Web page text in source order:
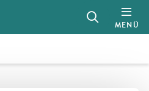
MENÜ